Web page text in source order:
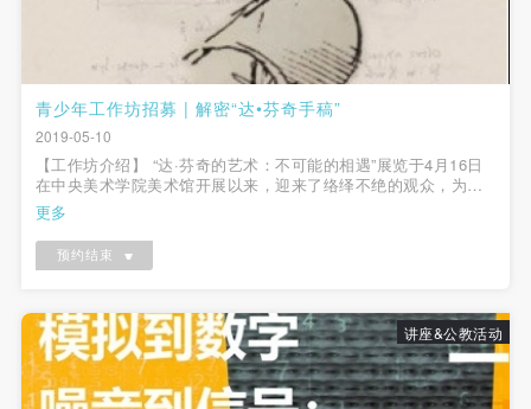
青少年工作坊招募 | 解密“达•芬奇手稿”
2019-05-10
【工作坊介绍】 “达·芬奇的艺术：不可能的相遇”展览于4月16日
在中央美术学院美术馆开展以来，迎来了络绎不绝的观众，为公
众更好的深入本次教育推广展，美术馆公共教育部策划一系列工
作坊活动。本周日我们将举办《解密“达•芬奇手稿”》名师工作
坊，特邀中央美术学院...
更多
预约结束
讲座&公教活动
性、专业性、国际化的现代公共美术馆。中央美术学
院美术馆与时代同行，努力塑造一个开放、自由、学
术的空间氛围，竭诚与各单位、企业、机构、艺术家
和观众进行良好互动。以学院的学术研究为基础，积
极策划国际、国内多视角、多领域的展览、论坛及公
共教育活动，为美院师生、中外艺术家以及社会公众
提供一个交流、学习、展示的平台。作为一家公益性
单位，其开展的公共教育活动以学术性和公益性为
（3）、乙方为甲方拍摄中央美术学院公共教育部所
有公教活动。
二、拍摄内容、使用形式、使用地域范围
性、专业性、国际化的现代公共美术馆。中央美术学
院美术馆与时代同行，努力塑造一个开放、自由、学
术的空间氛围，竭诚与各单位、企业、机构、艺术家
和观众进行良好互动。以学院的学术研究为基础，积
极策划国际、国内多视角、多领域的展览、论坛及公
共教育活动，为美院师生、中外艺术家以及社会公众
提供一个交流、学习、展示的平台。作为一家公益性
单位，其开展的公共教育活动以学术性和公益性为
（3）、乙方为甲方拍摄中央美术学院公共教育部所
有公教活动。
二、拍摄内容、使用形式、使用地域范围
性、专业性、国际化的现代公共美术馆。中央美术学
院美术馆与时代同行，努力塑造一个开放、自由、学
术的空间氛围，竭诚与各单位、企业、机构、艺术家
和观众进行良好互动。以学院的学术研究为基础，积
极策划国际、国内多视角、多领域的展览、论坛及公
共教育活动，为美院师生、中外艺术家以及社会公众
提供一个交流、学习、展示的平台。作为一家公益性
单位，其开展的公共教育活动以学术性和公益性为
（3）、乙方为甲方拍摄中央美术学院公共教育部所
有公教活动。
二、拍摄内容、使用形式、使用地域范围